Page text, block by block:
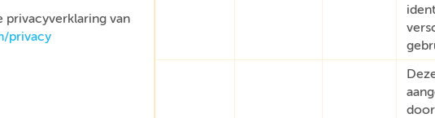
privacyverklaring van
privacy